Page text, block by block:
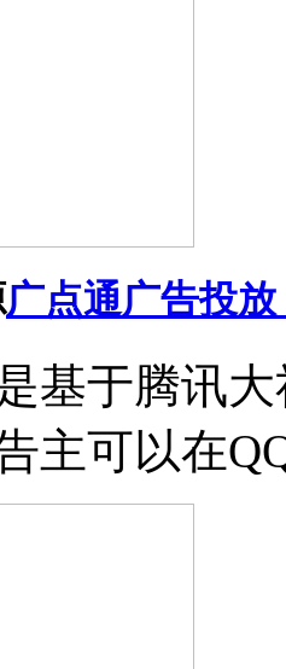
广点通广告投
基于腾讯
主可以在